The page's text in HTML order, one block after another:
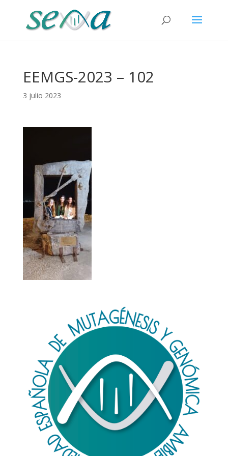
EEMGS-2023 – 102
3 julio 2023